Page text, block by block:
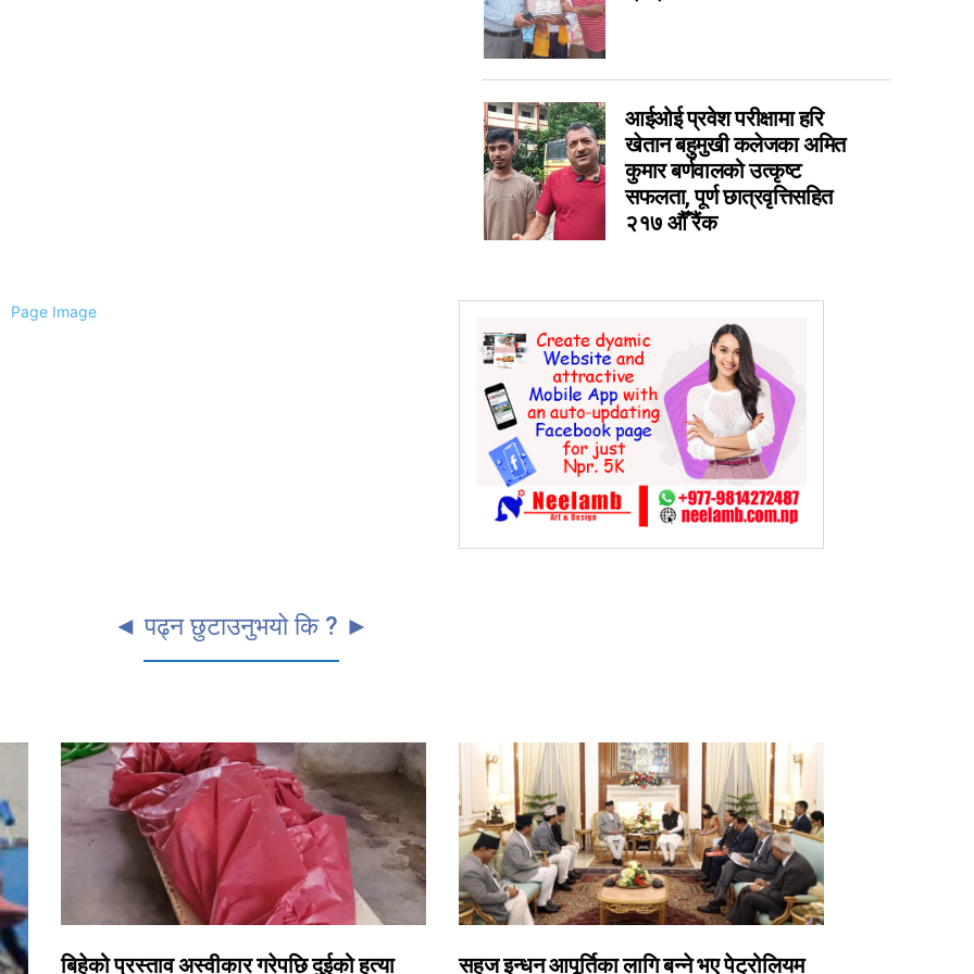
0
0
0
आईओई प्रवेश परीक्षामा हरि
खेतान बहुमुखी कलेजका अमित
कुमार बर्णवालको उत्कृष्ट
सफलता, पूर्ण छात्रवृत्तिसहित
२१७ औँ रैंक
◄ पढ्न छुटाउनुभयो कि ? ►
बिहेको प्रस्ताव अस्वीकार गरेपछि दुईको हत्या सहज इन्धन आपूर्तिका लागि बन्ने भए पेट्रोलियम